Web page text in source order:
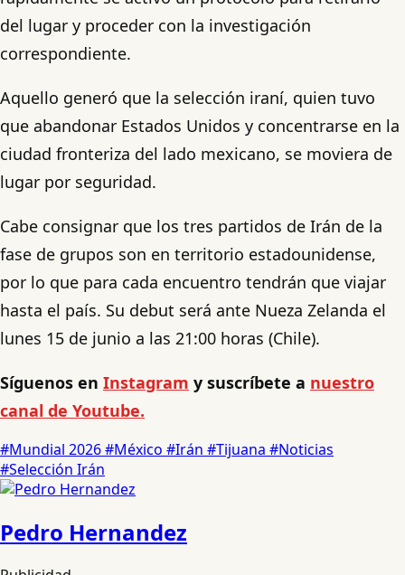
del lugar y proceder con la investigación
correspondiente.
Aquello generó que la selección iraní, quien tuvo
que abandonar Estados Unidos y concentrarse en la
ciudad fronteriza del lado mexicano, se moviera de
lugar por seguridad.
Cabe consignar que los tres partidos de Irán de la
fase de grupos son en territorio estadounidense,
por lo que para cada encuentro tendrán que viajar
hasta el país. Su debut será ante Nueza Zelanda el
lunes 15 de junio a las 21:00 horas (Chile).
Síguenos en Instagram y suscríbete a nuestro
canal de Youtube.
#Mundial 2026#México #Irán #Tijuana #Noticias
#Selección Irán
Pedro Hernandez